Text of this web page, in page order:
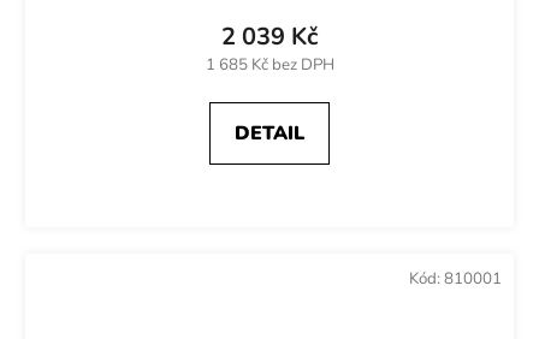
1 685 Kč bez DPH
2 039 Kč
DETAIL
Kód: 810001